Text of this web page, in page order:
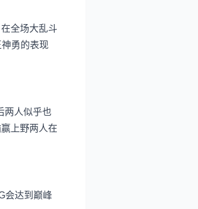
全场大乱斗
勇的表现
两人似乎也
上野两人在
会达到巅峰